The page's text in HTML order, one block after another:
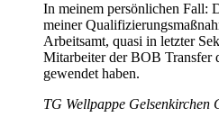
In meinem persönlichen Fall:
meiner
Arbeitsamt, quasi in letzter
Mitarbeiter der BOB Transfer
gewendet haben.
TG Wellpappe